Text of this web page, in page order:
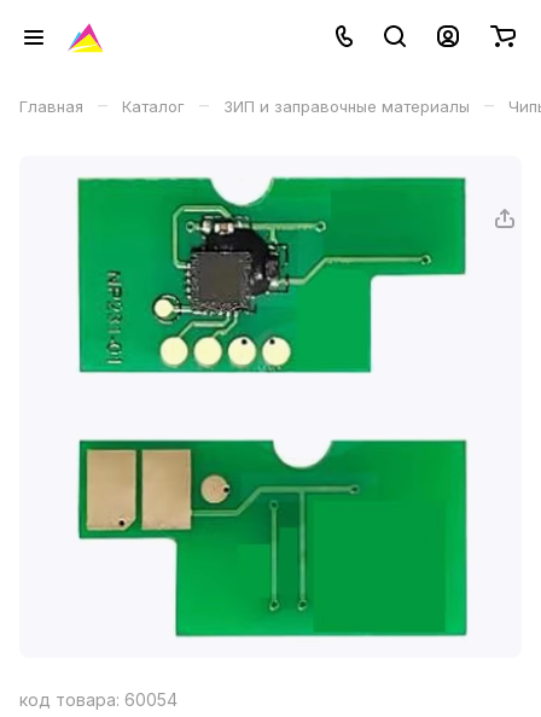
Главная – Каталог – ЗИП и заправочные материалы –
код товара: 60054